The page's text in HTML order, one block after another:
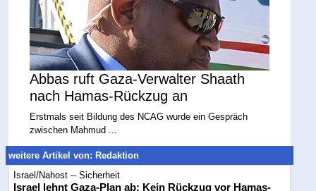
Abbas ruft Gaza-Verwalter Shaath
nach Hamas-Rückzug an
Erstmals seit Bildung des NCAG wurde ein Gespräch
zwischen Mahmud ...
weitere Artikel von: Redaktion
Israel/Nahost -- Sicherheit
Israel lehnt Gaza-Plan ab: Kein Rückzug vor Hamas-